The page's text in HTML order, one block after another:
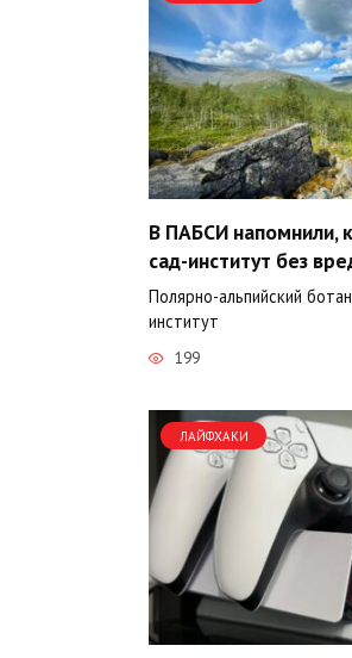
В ПАБСИ напомнили,
сад-институт без
Полярно-альпийский
институт
199
ЛАЙФХАКИ